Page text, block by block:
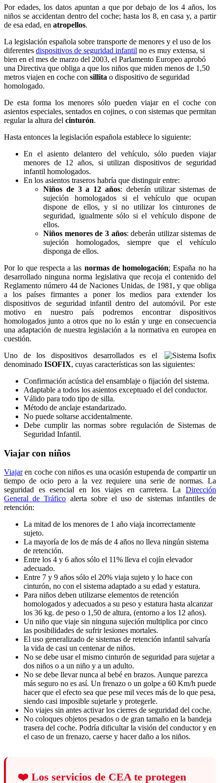
Por edades, los datos apuntan a que por debajo de los 4 años, los
niños se accidentan dentro del coche; hasta los 8, en casa y, a partir
de esa edad, en atropellos.
La legislación española sobre transporte de menores y el uso de los
diferentes dispositivos de seguridad infantil no es muy extensa, si
bien en el mes de marzo del 2003, el Parlamento Europeo aprobó
una Directiva que obliga a que los niños que miden menos de 1,50
metros viajen en coche con sillita o dispositivo de seguridad
homologado.
De esta forma los menores sólo pueden viajar en el coche con
asientos especiales, sentados en cojines, o con sistemas que permitan
regular la altura del cinturón.
Hasta entonces la legislación española establece lo siguiente:
En el asiento delantero del vehículo, sólo pueden viajar
menores de 12 años, si utilizan dispositivos de seguridad
infantil homologados.
En los asientos traseros habría que distinguir entre:
Niños de 3 a 12 años: deberán utilizar sistemas de
sujeción homologados si el vehículo que ocupan
dispone de ellos, y si no utilizar los cinturones de
seguridad, igualmente sólo si el vehículo dispone de
ellos.
Niños menores de 3 años: deberán utilizar sistemas de
sujeción homologados, siempre que el vehículo
disponga de ellos.
Por lo que respecta a las normas de homologación; España no ha
desarrollado ninguna norma legislativa que recoja el contenido del
Reglamento número 44 de Naciones Unidas, de 1981, y que obliga
a los países firmantes a poner los medios para extender los
dispositivos de seguridad infantil dentro del automóvil. Por este
motivo en nuestro país podremos encontrar dispositivos
homologados junto a otros que no lo están y urge en consecuencia
una adaptación de nuestra legislación a la normativa en europea en
cuestión.
Uno de los dispositivos desarrollados es el
denominado ISOFIX, cuyas características son las siguientes:
Confirmación acústica del ensamblaje o fijación del sistema.
Adaptable a todos los asientos exceptuado el del conductor.
Válido para todo tipo de silla.
Método de anclaje estandarizado.
No puede soltarse accidentalmente.
Debe cumplir las normas sobre regulación de Sistemas de
Seguridad Infantil.
Viajar con niños
Viajaren coche con niños es una ocasión estupenda de compartir un
tiempo de ocio pero a la vez requiere una serie de normas. La
seguridad es esencial en los viajes en carretera. La Dirección
General de Tráfico alerta sobre el uso de sistemas infantiles de
retención:
La mitad de los menores de 1 año viaja incorrectamente
sujeto.
La mayoría de los de más de 4 años no lleva ningún sistema
de retención.
Entre los 4 y 6 años sólo el 11% lleva el cojín elevador
adecuado.
Entre 7 y 9 años sólo el 20% viaja sujeto y lo hace con
cinturón, no con el sistema adaptado a su edad y estatura.
Para niños deben utilizarse elementos de retención
homologados y adecuados a su peso y estatura hasta alcanzar
los 36 kg. de peso o 1,50 de altura, (entorno a los 12 años).
Un niño que viaje sin ninguna sujeción multiplica por cinco
las posibilidades de sufrir lesiones mortales.
El uso generalizado de sistemas de retención infantil salvaría
la vida de casi un centenar de niños.
No se debe usar el mismo cinturón de seguridad para sujetar a
dos niños o a un niño y a un adulto.
No se debe llevar nunca al bebé en brazos. Aunque parezca
más seguro no es así. Un frenazo o un golpe a 60 Km/h puede
hacer que el efecto sea que pese mil veces más de lo que pesa,
siendo casi imposible sujetarle y protegerle.
No viajes sin antes activar los cierres de seguridad del coche.
No coloques objetos pesados o de gran tamaño en la bandeja
trasera del coche. Podría dificultar la visión del conductor y en
el caso de un frenazo, caerse y hacer daño a los niños.
❤️ Los servicios de CEA te protegen